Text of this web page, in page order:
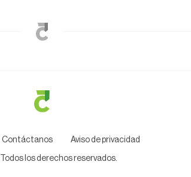
Contáctanos Aviso de privacidad
. Todos los derechos reservados.